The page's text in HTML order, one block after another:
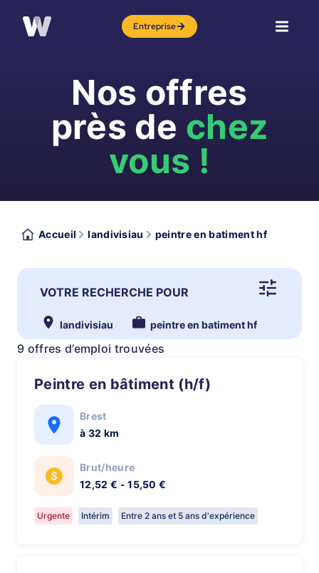
Entreprise
Nos offres
près de chez
vous !
Accueil landivisiau peintre en batiment hf
VOTRE RECHERCHE POUR
landivisiau peintre en batiment hf
9 offres d’emploi trouvées
Peintre en bâtiment (h/f)
Brest
à 32 km
Brut/heure
12,52 € - 15,50 €
Urgente Intérim Entre 2 ans et 5 ans d'expérience